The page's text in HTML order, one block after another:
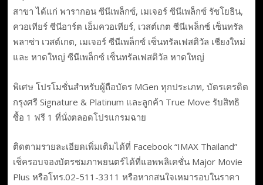
สาขา ได้แก่ พารากอน ซีนีเพล็กซ์, เมเจอร์ ซีนีเพล็กซ์ รัชโยธิน,
ควอเทียร์ ซีนีอาร์ต เอ็มควอเทียร์, เวสต์เกต ซีนีเพล็กซ์ เซ็นทรัล
พลาซ่า เวสต์เกต, เมเจอร์ ซีนีเพล็กซ์ เซ็นทรัลเฟสติวัล เชียงใหม่
และ หาดใหญ่ ซีนีเพล็กซ์ เซ็นทรัลเฟสติวัล หาดใหญ่
พิเศษ โปรโมชั่นสำหรับผู้ถือบัตร MGen ทุกประเภท, บัตรเครดิต
กรุงศรี Signature & Platinum และลูกค้า True Move รับสิทธิ
ซื้อ 1 ฟรี 1 ที่นั่งตลอดโปรแกรมฉาย
ติดตามรายละเอียดเพิ่มเติมได้ที่ Facebook “IMAX Thailand”
เช็ครอบจองบัตรชมภาพยนตร์ได้ที่แอพพลิเคชั่น Major Movie
Plus หรือโทร.02-511-3311 หรือหากสนใจเหมารอบในราคา